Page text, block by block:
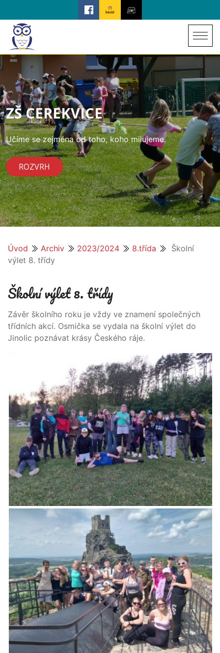
ZŠ CEREKVICE
Učíme se zejména od toho, koho milujeme.
ROZVRH
Úvod Archiv 2023/2024 8.třída
Školní
výlet 8. třídy
Školní výlet 8. třídy
Závěr školního roku je vždy ve znamení společných
třídních akcí. Osmička se vydala na školní výlet do
Jinolic poznávat krásy Českého ráje.